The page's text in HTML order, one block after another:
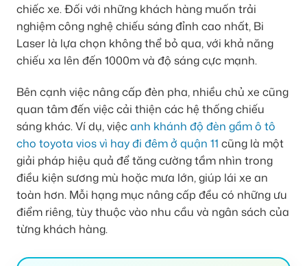
chiếc xe. Đối với những khách hàng muốn trải
nghiệm công nghệ chiếu sáng đỉnh cao nhất, Bi
Laser là lựa chọn không thể bỏ qua, với khả năng
chiếu xa lên đến 1000m và độ sáng cực mạnh.
Bên cạnh việc nâng cấp đèn pha, nhiều chủ xe cũng
quan tâm đến việc cải thiện các hệ thống chiếu
sáng khác. Ví dụ, việcanh khánh độ đèn gầm ô tô
cho toyota vios vì hay đi đêm ở quận 11 cũng là một
giải pháp hiệu quả để tăng cường tầm nhìn trong
điều kiện sương mù hoặc mưa lớn, giúp lái xe an
toàn hơn. Mỗi hạng mục nâng cấp đều có những ưu
điểm riêng, tùy thuộc vào nhu cầu và ngân sách của
từng khách hàng.